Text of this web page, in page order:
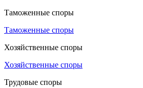
Таможенные споры
Таможенные споры
Хозяйственные споры
Хозяйственные споры
Трудовые споры